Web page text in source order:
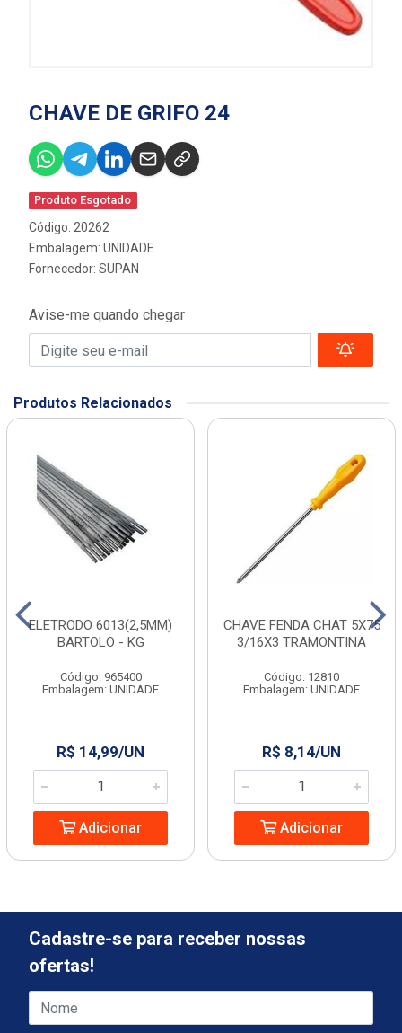
CHAVE DE GRIFO 24
Produto Esgotado
Código: 20262
Embalagem: UNIDADE
Fornecedor: SUPAN
Avise-me quando chegar
Produtos Relacionados
ELETRODO 6013(2,5MM)
BARTOLO - KG
Código: 965400
Embalagem: UNIDADE
R$ 14,99/UN
Adicionar
CHAVE FENDA CHAT 5X75
3/16X3 TRAMONTINA
Código: 12810
Embalagem: UNIDADE
R$ 8,14/UN
Adicionar
Cadastre-se para receber nossas
ofertas!